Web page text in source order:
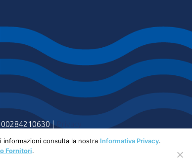
00284210630 |Privacy
informazioni consulta la nostra Informativa Privacy.
Fornitori.